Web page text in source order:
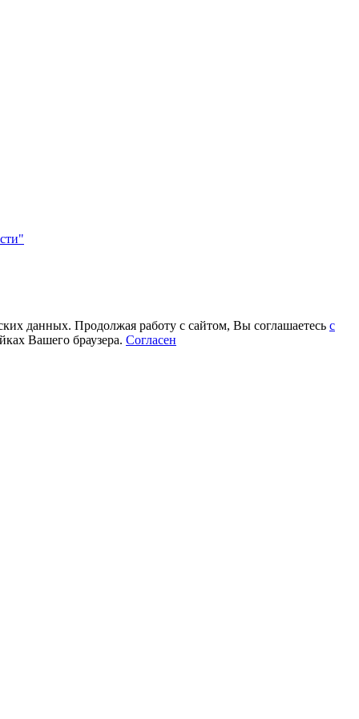
данных. Продолжая работу с сайтом, Вы соглашаетесь с
Вашего браузера. Согласен